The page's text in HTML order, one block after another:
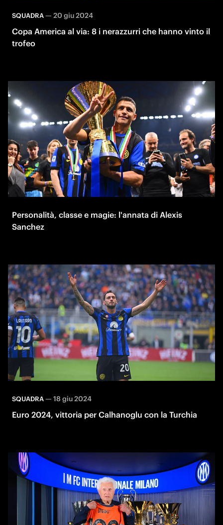
SQUADRA— 20 giu 2024
Copa America al via: 8 i nerazzurri che hanno vinto il
trofeo
Personalità, classe e magie: l'annata di Alexis
Sanchez
SQUADRA— 18 giu 2024
Euro 2024, vittoria per Calhanoglu con la Turchia